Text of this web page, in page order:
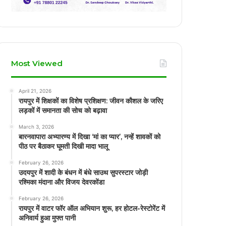
Most Viewed
April 21, 2026
रायपुर में शिक्षकों का विशेष प्रशिक्षण: जीवन कौशल के जरिए
लड़कों में समानता की सोच को बढ़ावा
March 3, 2026
बारनवापारा अभ्यारण्य में दिखा ‘मां का प्यार’, नन्हें शावकों को
पीठ पर बैठाकर घूमती दिखी मादा भालू
February 26, 2026
उदयपुर में शादी के बंधन में बंधे साउथ सुपरस्टार जोड़ी
रश्मिका मंदाना और विजय देवरकोंडा
February 26, 2026
रायपुर में वाटर फॉर ऑल अभियान शुरू, हर होटल-रेस्टोरेंट में
अनिवार्य हुआ मुफ्त पानी